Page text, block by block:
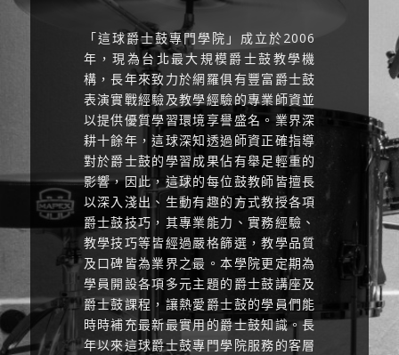
「這球爵士鼓專門學院」成立於2006
年，現為台北最大規模爵士鼓教學機
構，長年來致力於網羅俱有豐富爵士鼓
表演實戰經驗及教學經驗的專業師資並
以提供優質學習環境享譽盛名。業界深
耕十餘年，這球深知透過師資正確指導
對於爵士鼓的學習成果佔有舉足輕重的
影響，因此，這球的每位鼓教師皆擅長
以深入淺出、生動有趣的方式教授各項
爵士鼓技巧，其專業能力、實務經驗、
教學技巧等皆經過嚴格篩選，教學品質
及口碑皆為業界之最。本學院更定期為
學員開設各項多元主題的爵士鼓講座及
爵士鼓課程，讓熱愛爵士鼓的學員們能
時時補充最新最實用的爵士鼓知識。長
年以來這球爵士鼓專門學院服務的客層